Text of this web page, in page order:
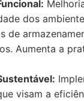
dos
de
Aumenta a
visam a